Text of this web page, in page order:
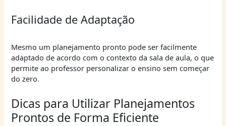
Facilidade de Adaptação
Mesmo um planejamento pronto pode ser facilmente
adaptado de acordo com o contexto da sala de aula, o que
permite ao professor personalizar o ensino sem começar
do zero.
Dicas para Utilizar Planejamentos
Prontos de Forma Eficiente